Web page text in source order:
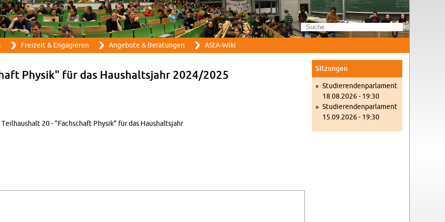
Direkt zum Inhalt
Frei­zeit & En­ga­gie­ren An­ge­bo­te & Be­ra­tun­gen AStA-Wi­ki
Phy­sik" für das Haus­halts­jahr 2024/2025
20 - "Fach­schaft Phy­sik" für das Haus­halts­jahr
Sit­zun­gen
Stu­die­ren­den­par­la­ment
18.08.2026 - 19:30
Stu­die­ren­den­par­la­ment
15.09.2026 - 19:30